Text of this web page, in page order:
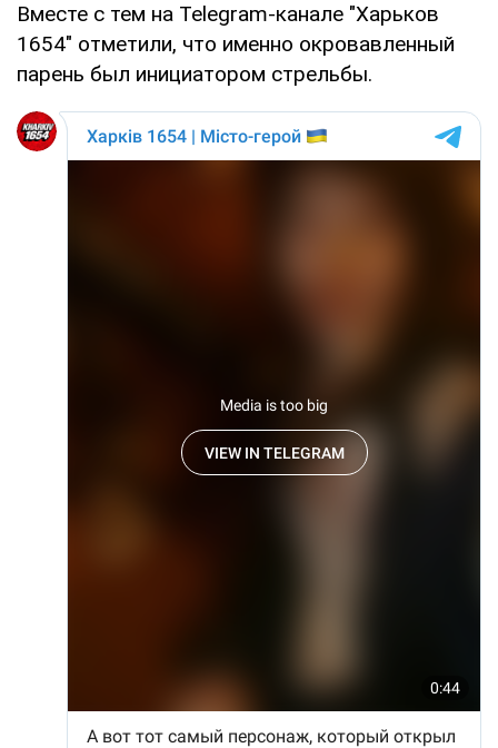
Вместе с тем на Telegram-канале "Харьков
1654" отметили, что именно окровавленный
парень был инициатором стрельбы.